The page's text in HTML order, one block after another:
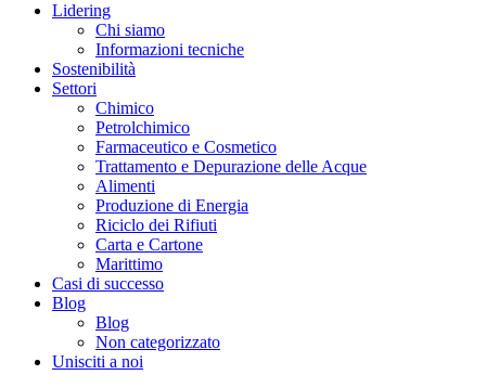
Lidering
Chi siamo
Informazioni tecniche
Sostenibilità
Settori
Chimico
Petrolchimico
Farmaceutico e Cosmetico
Trattamento e Depurazione delle Acque
Alimenti
Produzione di Energia
Riciclo dei Rifiuti
Carta e Cartone
Marittimo
Casi di successo
Blog
Blog
Non categorizzato
Unisciti a noi